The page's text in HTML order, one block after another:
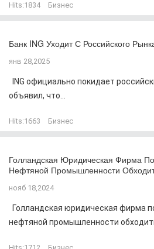
Hits:1834 Бизнес
Банк ING Уходит С Российского
янв 28,2025
ING официально покидает
объявил, что...
Hits:1663 Бизнес
Голландская Юридическая Фирма
Нефтяной Промышленности
нояб 18,2024
Голландская юридическая фирма
нефтяной промышленности